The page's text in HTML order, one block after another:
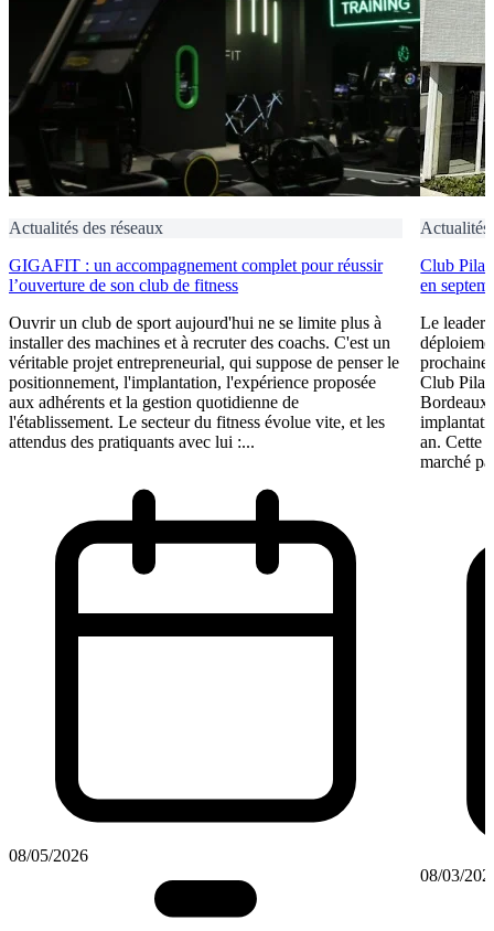
Actualités des réseaux
GIGAFIT : un accompagnement complet pour réussir
l’ouverture de son club de fitness
Ouvrir un club de sport aujourd'hui ne se limite plus à
installer des machines et à recruter des coachs. C'est un
véritable projet entrepreneurial, qui suppose de penser le
positionnement, l'implantation, l'expérience proposée
aux adhérents et la gestion quotidienne de
l'établissement. Le secteur du fitness évolue vite, et les
attendus des pratiquants avec lui :...
08/05/2026
Actualités
Club
en
Le leader
prochaine
Club
Bordeaux
an. Cette
marché
08/03/